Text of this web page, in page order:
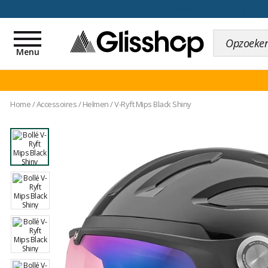
Toggle
navigation
Menu
Home/Accessoires/Helmen/V-Ryft Mips Black Shiny